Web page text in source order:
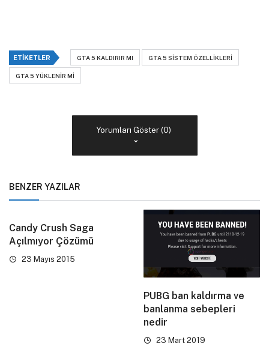
ETIKETLER GTA 5 KALDIRIR MI GTA 5 SISTEM ÖZELLIKLERI
GTA 5 YÜKLENIR MI
Yorumları Göster (0)
BENZER YAZILAR
Candy Crush Saga
Açılmıyor Çözümü
23 Mayıs 2015
PUBG ban kaldırma ve
banlanma sebepleri
nedir
23 Mart 2019